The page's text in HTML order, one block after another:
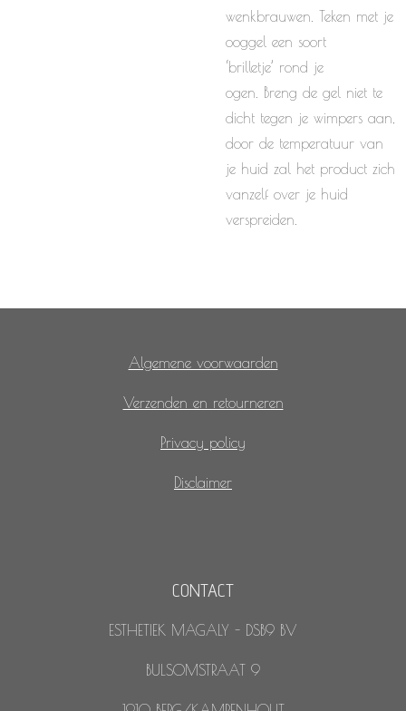
wenkbrauwen. Teken met je
ooggel een soort
‘brilletje’ rond je
ogen. Breng de gel niet te
dicht tegen je wimpers aan,
door de temperatuur van
je huid zal het product zich
vanzelf over je huid
verspreiden.
Algemene voorwaarden
Verzenden en retourneren
Privacy policy
Disclaimer
CONTACT
ESTHETIEK MAGALY - DSB9 BV
BULSOMSTRAAT 9